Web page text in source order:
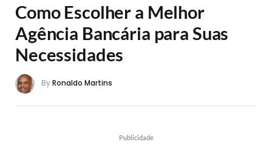
Como Escolher a Melhor
Agência Bancária para Suas
Necessidades
ByRonaldo Martins
Publicidade